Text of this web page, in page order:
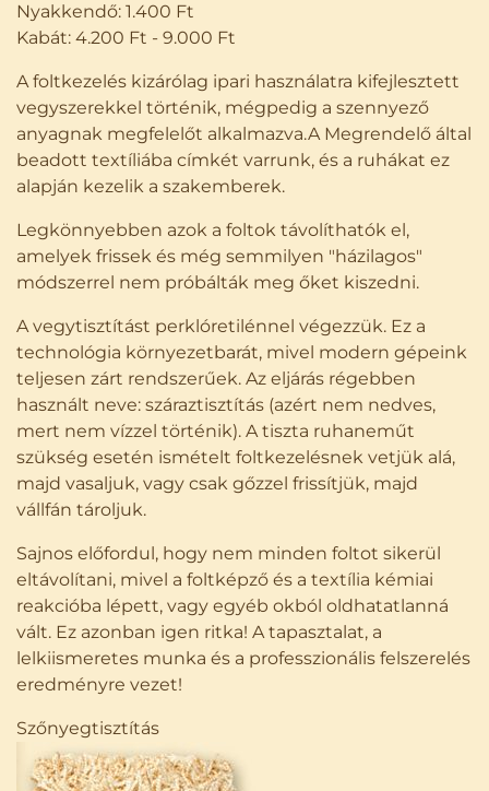
Nyakkendő: 1.400 Ft
Kabát: 4.200 Ft - 9.000 Ft
A foltkezelés kizárólag ipari használatra kifejlesztett
vegyszerekkel történik, mégpedig a szennyező
anyagnak megfelelőt alkalmazva.A Megrendelő által
beadott textíliába címkét varrunk, és a ruhákat ez
alapján kezelik a szakemberek.
Legkönnyebben azok a foltok távolíthatók el,
amelyek frissek és még semmilyen "házilagos"
módszerrel nem próbálták meg őket kiszedni.
A vegytisztítást perklóretilénnel végezzük. Ez a
technológia környezetbarát, mivel modern gépeink
teljesen zárt rendszerűek. Az eljárás régebben
használt neve: száraztisztítás (azért nem nedves,
mert nem vízzel történik). A tiszta ruhaneműt
szükség esetén ismételt foltkezelésnek vetjük alá,
majd vasaljuk, vagy csak gőzzel frissítjük, majd
vállfán tároljuk.
Sajnos előfordul, hogy nem minden foltot sikerül
eltávolítani, mivel a foltképző és a textília kémiai
reakcióba lépett, vagy egyéb okból oldhatatlanná
vált. Ez azonban igen ritka! A tapasztalat, a
lelkiismeretes munka és a professzionális felszerelés
eredményre vezet!
Szőnyegtisztítás